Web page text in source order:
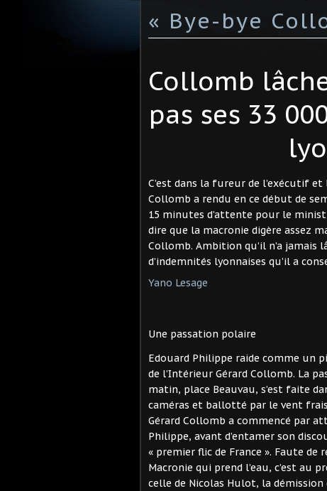
« Bye-bye
Collomb
pas ses 33
C’est dans la fureur de l’exécutif
Collomb a rendu en ce début de
15 minutes d’attente pour le
dire que la macronie digère assez
Collomb. Ambition qu’il n’a jamais
d’indemnités lyonnaises qu’il a
Yano Lesage
Une passation polaire
Edouard Philippe raide comme un
de l’Intérieur Gérard Collomb. La
matin, place Beauvau, s’est faite
caméras et ballotté par le vent
Gérard Collomb a commencé par
Philippe, avant d’entamer son
« premier flic de France ». Faute
Macronie qui prend l’eau, c’est au
celle de Nicolas Hulot, la